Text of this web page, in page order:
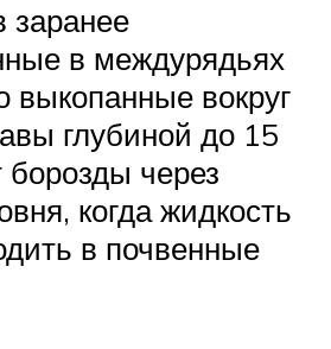
заранее
в междурядьях
выкопанные вокруг
глубиной до 15
через
когда жидкость
в почвенные